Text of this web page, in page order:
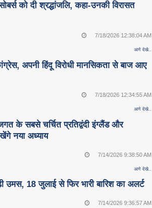
को दी श्रद्धांजलि, कहा-उनकी विरासत
7/18/2026 12:38:04 AM
आगे देखे..
अपनी हिंदू विरोधी मानसिकता से बाज आए
7/18/2026 12:34:55 AM
आगे देखे..
के सबसे चर्चित प्रतिद्वंदी इंग्लैंड और
नया अध्याय
7/14/2026 9:38:50 AM
आगे देखे..
उमस, 18 जुलाई से फिर भारी बारिश का अलर्ट
7/14/2026 9:36:57 AM